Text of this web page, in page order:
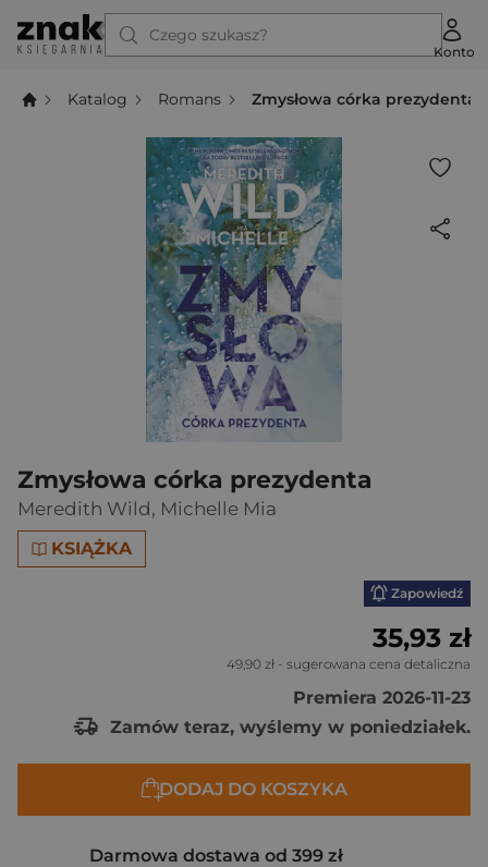
Czego szukasz?
Konto
Katalog Romans Zmysłowa córka prezydenta
Zmysłowa córka prezydenta
Meredith Wild, Michelle Mia
KSIĄŻKA
Zapowiedź
35,93 zł
49,90 zł - sugerowana cena detaliczna
Premiera 2026-11-23
Zamów teraz, wyślemy w poniedziałek.
DODAJ DO KOSZYKA
Darmowa dostawa od 399 zł